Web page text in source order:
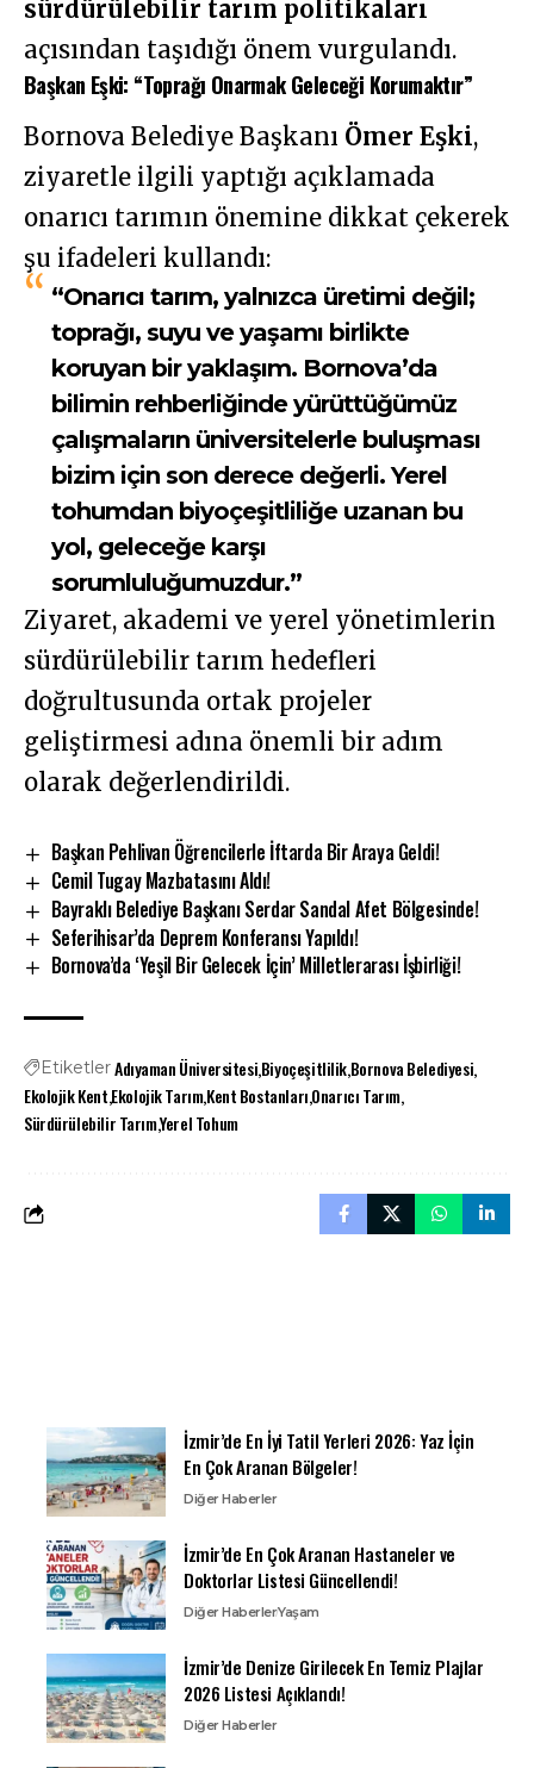
sürdürülebilir tarım politikaları
açısından taşıdığı önem vurgulandı.
Başkan Eşki: “Toprağı Onarmak Geleceği Korumaktır”
Bornova Belediye Başkanı Ömer Eşki,
ziyaretle ilgili yaptığı açıklamada
onarıcı tarımın önemine dikkat çekerek
şu ifadeleri kullandı:
“Onarıcı tarım, yalnızca üretimi değil;
toprağı, suyu ve yaşamı birlikte
koruyan bir yaklaşım. Bornova’da
bilimin rehberliğinde yürüttüğümüz
çalışmaların üniversitelerle buluşması
bizim için son derece değerli. Yerel
tohumdan biyoçeşitliliğe uzanan bu
yol, geleceğe karşı
sorumluluğumuzdur.”
Ziyaret, akademi ve yerel yönetimlerin
sürdürülebilir tarım hedefleri
doğrultusunda ortak projeler
geliştirmesi adına önemli bir adım
olarak değerlendirildi.
Başkan Pehlivan Öğrencilerle İftarda Bir Araya Geldi!
Cemil Tugay Mazbatasını Aldı!
Bayraklı Belediye Başkanı Serdar Sandal Afet Bölgesinde!
Seferihisar’da Deprem Konferansı Yapıldı!
Bornova’da ‘Yeşil Bir Gelecek İçin’ Milletlerarası İşbirliği!
EtiketlerAdıyaman ÜniversitesiBiyoçeşitlilikBornova Belediyesi
Ekolojik KentEkolojik TarımKent BostanlarıOnarıcı Tarım
Sürdürülebilir TarımYerel Tohum
İzmir’de En İyi Tatil Yerleri 2026: Yaz İçin
En Çok Aranan Bölgeler!
Diğer Haberler
İzmir’de En Çok Aranan Hastaneler ve
Doktorlar Listesi Güncellendi!
Diğer HaberlerYaşam
İzmir’de Denize Girilecek En Temiz Plajlar
2026 Listesi Açıklandı!
Diğer Haberler